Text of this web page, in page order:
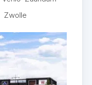
Zwolle